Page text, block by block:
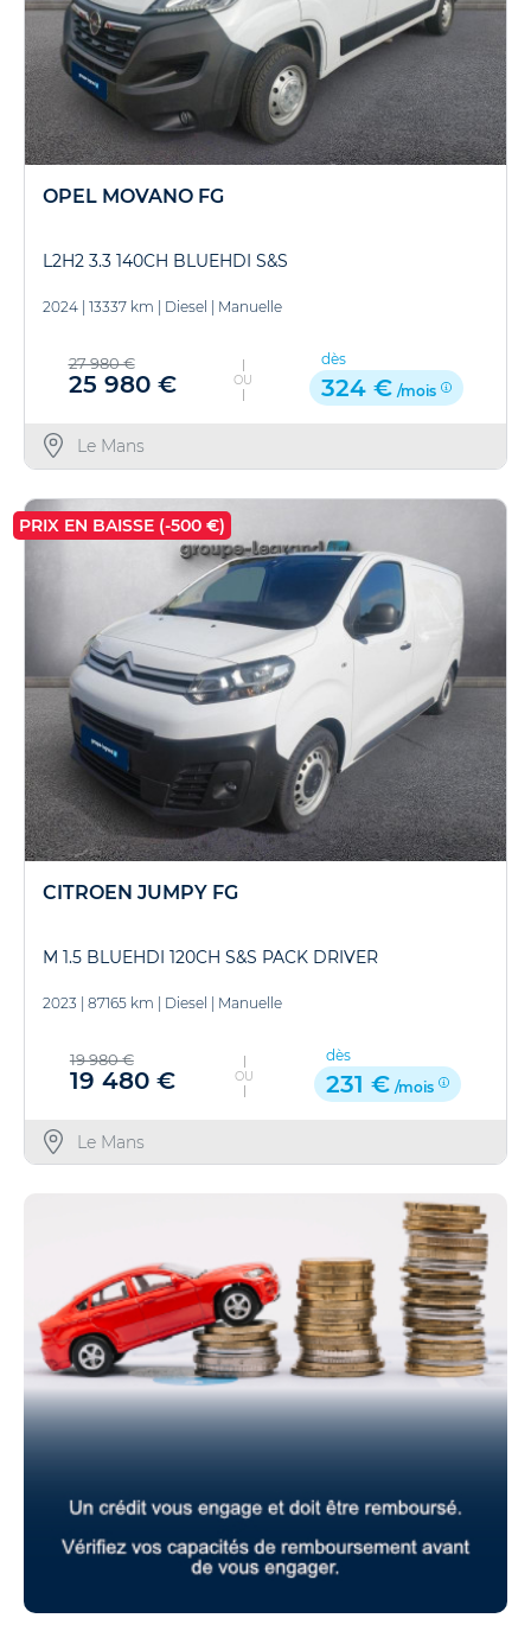
OPEL MOVANO FG
L2H2 3.3 140CH BLUEHDI S&S
2024 13337 km Diesel Manuelle
27 980 €
25 980 € OU
dès
324 € /mois
Le Mans
PRIX EN BAISSE (-500 €)
CITROEN JUMPY FG
M 1.5 BLUEHDI 120CH S&S PACK DRIVER
2023 | 87165 km | Diesel | Manuelle
19 980 €
19 480 € OU
dès
231 € /mois
Le Mans